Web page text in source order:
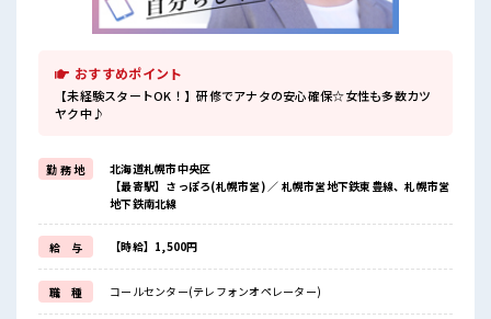
おすすめポイント
【未経験スタートOK！】研修でアナタの安心確保☆女性も多数カツ
ヤク中♪
勤 務 地
北海道札幌市中央区
【最寄駅】さっぽろ(札幌市営) ／ 札幌市営地下鉄東豊線、札幌市営
地下鉄南北線
給 与 【時給】1,500円
職 種 コールセンター(テレフォンオペレーター)